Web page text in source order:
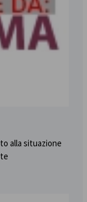
alla situazione